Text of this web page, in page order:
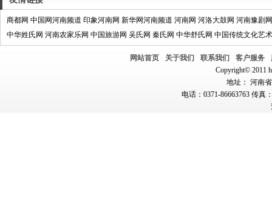
商都网 中国网河南频道 印象河南网 新华网河南频道 河南网 河洛大鼓网 河南豫剧网
中华姓氏网 河南农家乐网 中国旅游网 吴氏网 秦氏网 中华舒氏网 中国传统文化艺
网站首页 关于我们 联系我们 客户服务
Copyright© 2011
地址： 河南
电话：0371-86663763 传真